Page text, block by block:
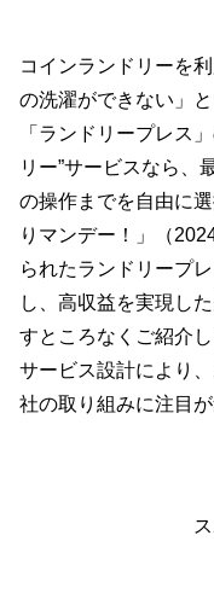
コインランドリーを
の洗濯ができない」
「ランドリープレス
リー”サービスなら、
の操作までを自由に
りマンデー！」（
られたランドリープ
し、高収益を実現し
すところなくご紹介
サービス設計により
社の取り組みに注目が